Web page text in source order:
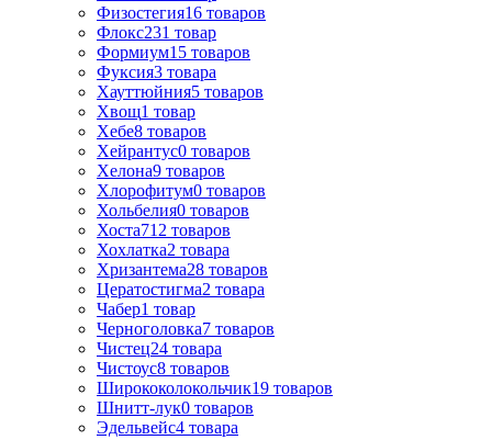
Физостегия16 товаров
Флокс231 товар
Формиум15 товаров
Фуксия3 товара
Хауттюйния5 товаров
Хвощ1 товар
Хебе8 товаров
Хейрантус0 товаров
Хелона9 товаров
Хлорофитум0 товаров
Хольбелия0 товаров
Хоста712 товаров
Хохлатка2 товара
Хризантема28 товаров
Цератостигма2 товара
Чабер1 товар
Черноголовка7 товаров
Чистец24 товара
Чистоус8 товаров
Ширококолокольчик19 товаров
Шнитт-лук0 товаров
Эдельвейс4 товара